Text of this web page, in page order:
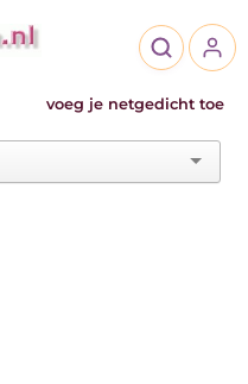
voeg je netgedicht toe